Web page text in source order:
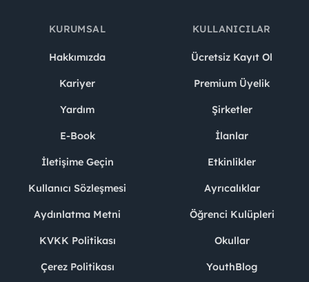
KURUMSAL
Hakkımızda
Kariyer
Yardım
E-Book
İletişime Geçin
Kullanıcı Sözleşmesi
Aydınlatma Metni
KVKK Politikası
Çerez Politikası
KULLANICILAR
Ücretsiz Kayıt Ol
Premium Üyelik
Şirketler
İlanlar
Etkinlikler
Ayrıcalıklar
Öğrenci Kulüpleri
Okullar
YouthBlog